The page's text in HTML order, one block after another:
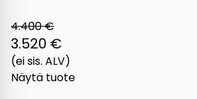
4.400 €
3.520 €
(ei sis. ALV)
Näytä tuote